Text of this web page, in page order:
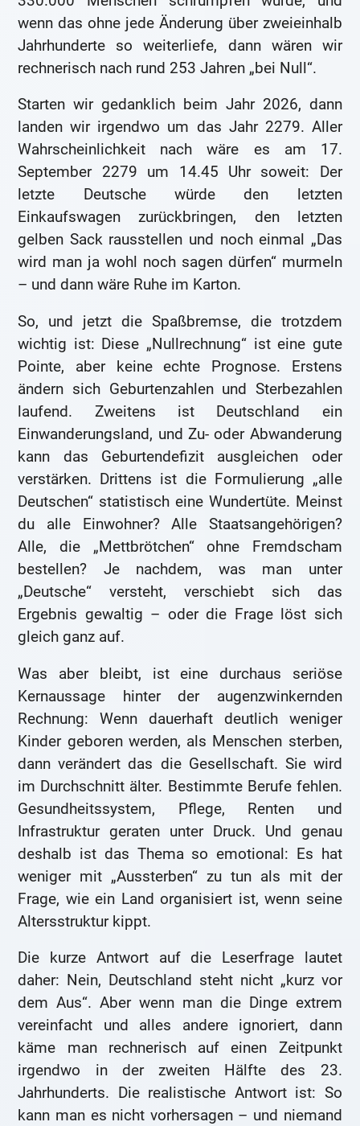
wenn das ohne jede Änderung über zweieinhalb
Jahrhunderte so weiterliefe, dann wären wir
rechnerisch nach rund 253 Jahren „bei Null“.
Starten wir gedanklich beim Jahr 2026, dann
landen wir irgendwo um das Jahr 2279. Aller
Wahrscheinlichkeit nach wäre es am 17.
September 2279 um 14.45 Uhr soweit: Der
letzte Deutsche würde den letzten
Einkaufswagen zurückbringen, den letzten
gelben Sack rausstellen und noch einmal „Das
wird man ja wohl noch sagen dürfen“ murmeln
– und dann wäre Ruhe im Karton.
So, und jetzt die Spaßbremse, die trotzdem
wichtig ist: Diese „Nullrechnung“ ist eine gute
Pointe, aber keine echte Prognose. Erstens
ändern sich Geburtenzahlen und Sterbezahlen
laufend. Zweitens ist Deutschland ein
Einwanderungsland, und Zu- oder Abwanderung
kann das Geburtendefizit ausgleichen oder
verstärken. Drittens ist die Formulierung „alle
Deutschen“ statistisch eine Wundertüte. Meinst
du alle Einwohner? Alle Staatsangehörigen?
Alle, die „Mettbrötchen“ ohne Fremdscham
bestellen? Je nachdem, was man unter
„Deutsche“ versteht, verschiebt sich das
Ergebnis gewaltig – oder die Frage löst sich
gleich ganz auf.
Was aber bleibt, ist eine durchaus seriöse
Kernaussage hinter der augenzwinkernden
Rechnung: Wenn dauerhaft deutlich weniger
Kinder geboren werden, als Menschen sterben,
dann verändert das die Gesellschaft. Sie wird
im Durchschnitt älter. Bestimmte Berufe fehlen.
Gesundheitssystem, Pflege, Renten und
Infrastruktur geraten unter Druck. Und genau
deshalb ist das Thema so emotional: Es hat
weniger mit „Aussterben“ zu tun als mit der
Frage, wie ein Land organisiert ist, wenn seine
Altersstruktur kippt.
Die kurze Antwort auf die Leserfrage lautet
daher: Nein, Deutschland steht nicht „kurz vor
dem Aus“. Aber wenn man die Dinge extrem
vereinfacht und alles andere ignoriert, dann
käme man rechnerisch auf einen Zeitpunkt
irgendwo in der zweiten Hälfte des 23.
Jahrhunderts. Die realistische Antwort ist: So
kann man es nicht vorhersagen – und niemand